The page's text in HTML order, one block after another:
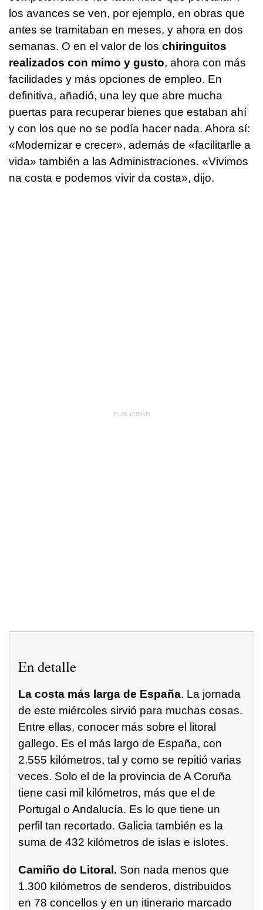
los avances se ven, por ejemplo, en obras que
antes se tramitaban en meses, y ahora en dos
semanas. O en el valor de los chiringuitos
realizados con mimo y gusto, ahora con más
facilidades y más opciones de empleo. En
definitiva, añadió, una ley que abre mucha
puertas para recuperar bienes que estaban ahí
y con los que no se podía hacer nada. Ahora sí:
«Modernizar e crecer», además de «facilitarlle a
vida» también a las Administraciones. «Vivimos
na costa e podemos vivir da costa», dijo.
En detalle
La costa más larga de España. La jornada
de este miércoles sirvió para muchas cosas.
Entre ellas, conocer más sobre el litoral
gallego. Es el más largo de España, con
2.555 kilómetros, tal y como se repitió varias
veces. Solo el de la provincia de A Coruña
tiene casi mil kilómetros, más que el de
Portugal o Andalucía. Es lo que tiene un
perfil tan recortado. Galicia también es la
suma de 432 kilómetros de islas e islotes.
Camiño do Litoral. Son nada menos que
1.300 kilómetros de senderos, distribuidos
en 78 concellos y en un itinerario marcado